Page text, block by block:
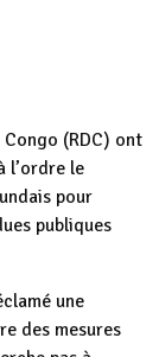
(RDC) ont
l’ordre le
pour
publiques
une
des mesures